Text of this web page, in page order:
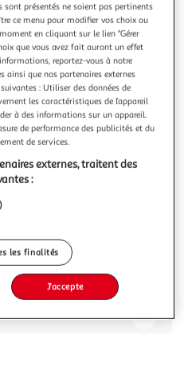
des
- Coffret Cadeau Sport &
des incontournables
le prix de ce produit ?
présentés ne soient pas pertinents
ce menu pour modifier vos choix ou
en cliquant sur le lien "Gérer
que vous avez fait auront un effet
reportez-vous à notre
ainsi que nos partenaires externes
: Utiliser des données de
les caractéristiques de l’appareil
à des informations sur un appareil.
de performance des publicités et du
de services.
externes, traitent des
:
les finalités
J'accepte